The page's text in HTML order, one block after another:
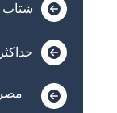
شتاب ۰ تا ۱۰۰: ۱۲ ثانیه
حداکثر